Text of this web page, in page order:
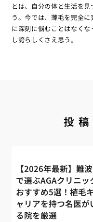
とは、自分の体と生活を
う。今では、薄毛を完全
に深刻に悩むことはなく
し誇らしくさえ思う。
投
【2026年最新】難波
で選ぶAGAクリニッ
おすすめ5選！植毛キ
ャリアを持つ名医が
る院を厳選